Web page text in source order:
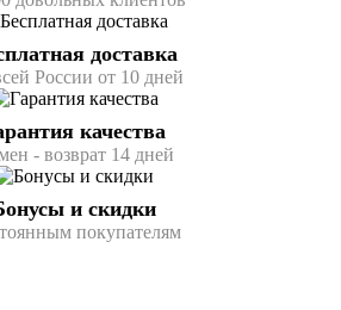
доставка
России от 10 дней
качества
- возврат 14 дней
и скидки
покупателям